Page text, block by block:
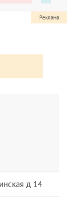
д 14
Реклама